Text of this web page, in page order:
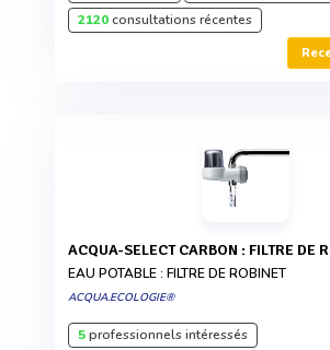
2120consultations récentes
ACQUA-SELECT CARBON : FILTRE DE
EAU POTABLE : FILTRE DE ROBINET
ACQUA.ECOLOGIE®
5professionnels intéressés